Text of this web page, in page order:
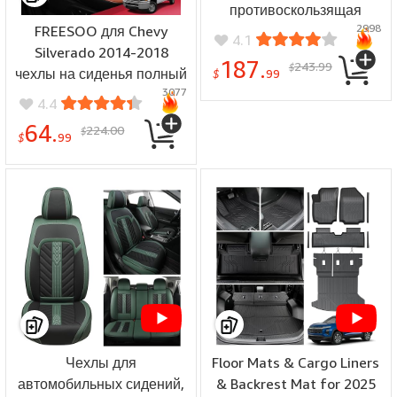
FREESOO для Chevy
Silverado 2014-2018
чехлы на сиденья полный
комплект - подходят для
Silverado GMC Sierra 1500
2500 3500 чехлы на
водонепроницаемой
искусственной кожей
(черный, коричневый)
4.4
$64.99 $224.00
3077
противоскользящая
конструкция защищает
пол автомобиля от грязи
разливов для Tesla Model
4.1
$ 187.99 $243.99
2998
Чехлы для
автомобильных сидений,
Floor Mats & Cargo Liners
& Backrest Mat for 2025